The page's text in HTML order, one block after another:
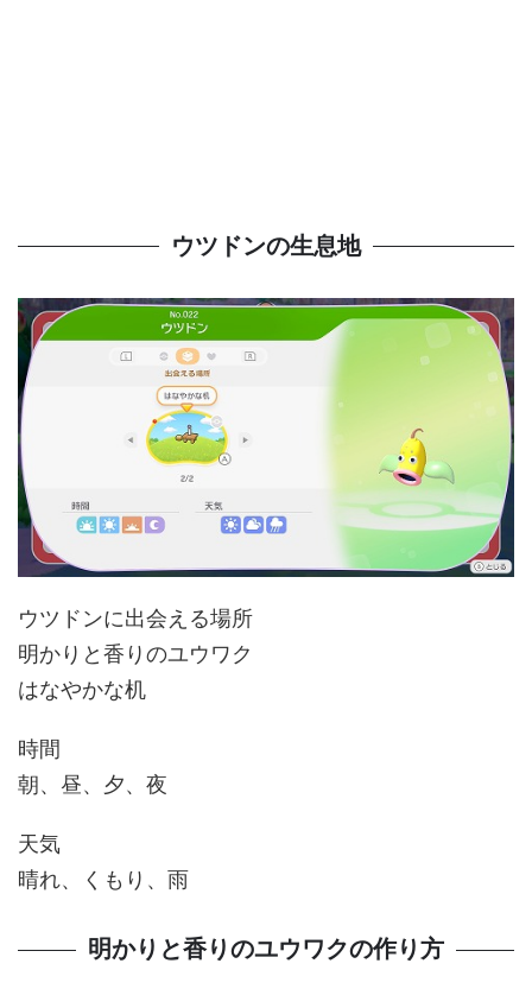
ウツドンの生息地
ウツドンに出会える場所
明かりと香りのユウワク
はなやかな机
時間
朝、昼、夕、夜
天気
晴れ、くもり、雨
明かりと香りのユウワクの作り方